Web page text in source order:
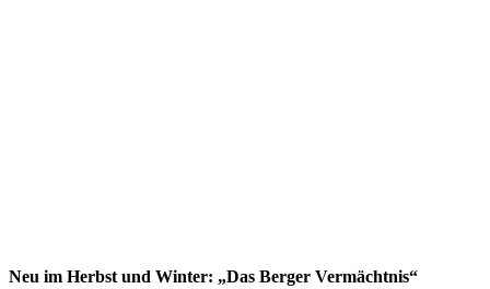
Neu im Herbst und Winter: „Das Berger Vermächtnis“